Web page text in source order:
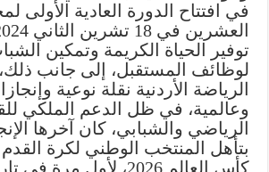
في افتتاح الدورة العادية الأولى
توفير الحياة الكريمة وتمكين
لوظائف المستقبل، إلى جانب
الرياضة الأردنية نقلة نوعية
وعالمية، في ظل الدعم الملكي
الرياضي والشبابي، كان آخرها
بتأهل المنتخب الوطني لكرة القدم
كأس العالم 2026، لأول مرة في تاريخه.